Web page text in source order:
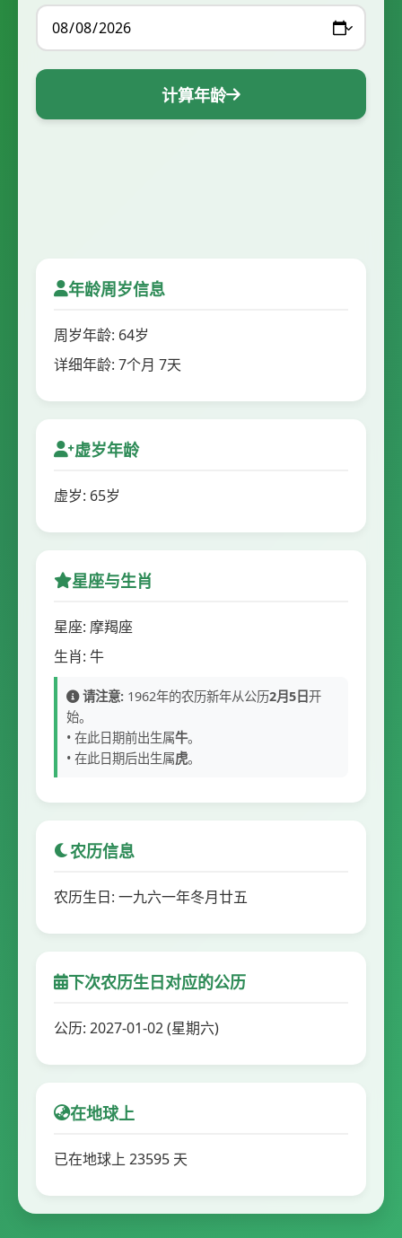
计算年龄
年龄周岁信息
周岁年龄: 64岁
详细年龄: 7个月 7天
虚岁年龄
虚岁: 65岁
星座与生肖
星座: 摩羯座
生肖: 牛
请注意: 1962年的农历新年从公历2月5日开
始。
• 在此日期前出生属牛。
• 在此日期后出生属虎。
农历信息
农历生日: 一九六一年冬月廿五
下次农历生日对应的公历
公历: 2027-01-02 (星期六)
在地球上
已在地球上 23595 天